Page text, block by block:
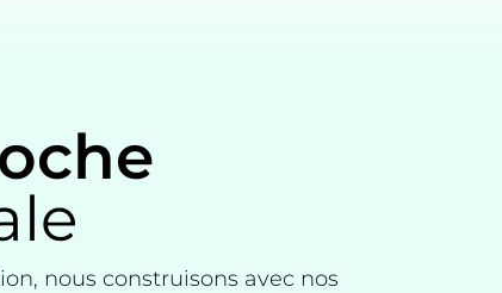
nous construisons avec nos